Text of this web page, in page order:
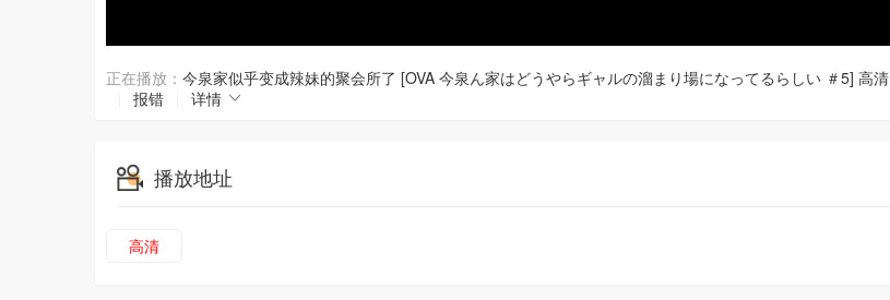
正在播放： 今泉家似乎变成辣妹的聚会所了 [OVA 今泉ん家はどうやらギャルの溜まり場になってるらしい ＃5] 高清
报错
详情
播放地址
高清